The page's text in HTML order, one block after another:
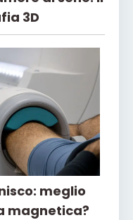
3D
meglio
magnetica?